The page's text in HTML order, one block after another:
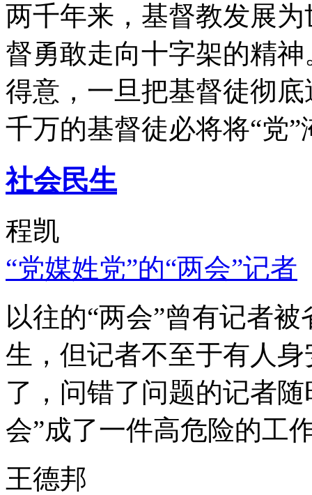
两千年来，基督教发展
督勇敢走向十字架的精
得意，一旦把基督徒彻
千万的基督徒必将将“党”
社会民生
程凯
“党媒姓党”的“两会”记者
以往的“两会”曾有记者
生，但记者不至于有人
了，问错了问题的记者
会”成了一件高危险的工
王德邦